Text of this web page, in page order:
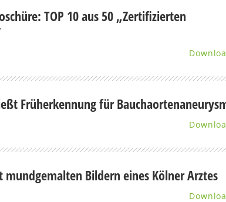
TOP 10 aus 50 „Zertifizierten
Früherkennung für
mundgemalten Bildern eines Kölner Arztes